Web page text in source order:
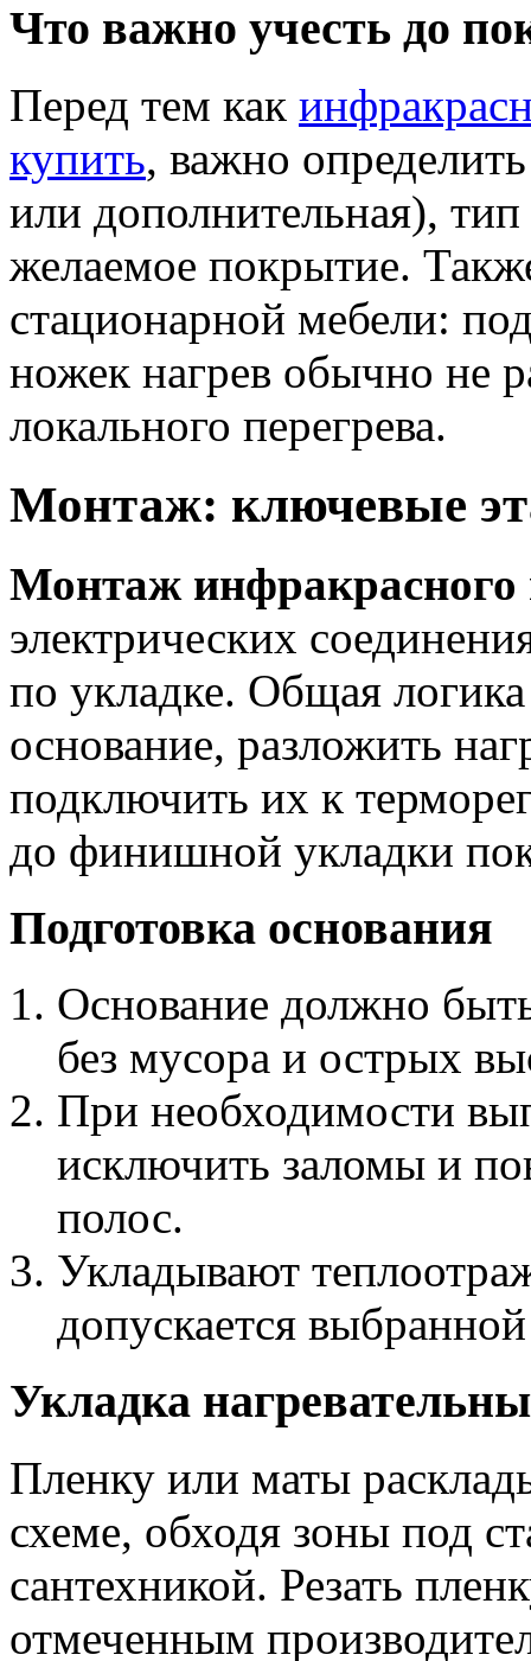
Что важно учесть до
Перед тем как
купить, важно
или дополнительная),
желаемое покрытие.
стационарной мебели:
ножек нагрев обычно не
локального перегрева.
Монтаж: ключевые
Монтаж инфракрасного
электрических
по укладке. Общая
основание, разложить
подключить их к
до финишной укладки
Подготовка основания
Основание должно
без мусора и острых
При необходимости
исключить заломы и
полос.
Укладывают
допускается
Укладка
Пленку или маты
схеме, обходя зоны под
сантехникой. Резать
отмеченным